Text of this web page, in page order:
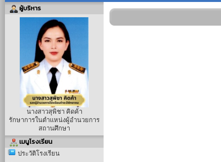
ผู้บริหาร
นางสาวสุพิชา คิดค้า
รักษาการในตำแหน่งผู้อำนวยการ
สถานศึกษา
เมนูโรงเรียน
ประวัติโรงเรียน